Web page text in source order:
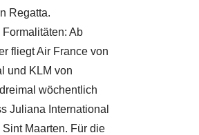
Regatta.
Ab
fliegt Air France von
und KLM von
wöchentlich
Juliana International
Maarten. Für die